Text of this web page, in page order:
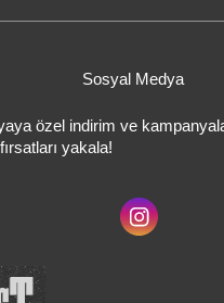
Sosyal Medya
özel indirim ve
yakala!